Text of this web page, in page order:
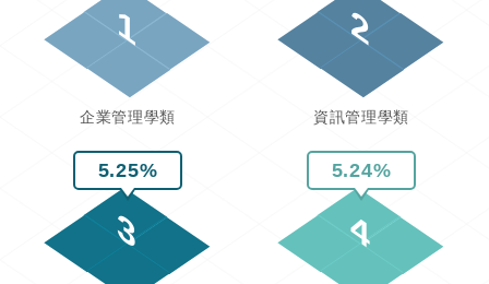
1
企業管理學類
2
資訊管理學類
5.25%
3
5.24%
4